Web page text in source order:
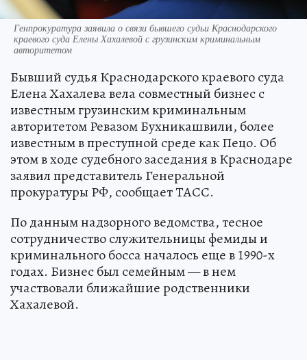
Генпрокуратура заявила о связи бывшего судьи Краснодарского
краевого суда Елены Хахалевой с грузинским криминальным
авторитетом
Бывший судья Краснодарского краевого суда
Елена Хахалева вела совместный бизнес с
известным грузинским криминальным
авторитетом Ревазом Бухникашвили, более
известным в преступной среде как Пецо. Об
этом в ходе судебного заседания в Краснодаре
заявил представитель Генеральной
прокуратуры РФ, сообщает ТАСС.
По данным надзорного ведомства, тесное
сотрудничество служительницы фемиды и
криминального босса началось еще в 1990-х
годах. Бизнес был семейным — в нем
участвовали ближайшие родственники
Хахалевой.